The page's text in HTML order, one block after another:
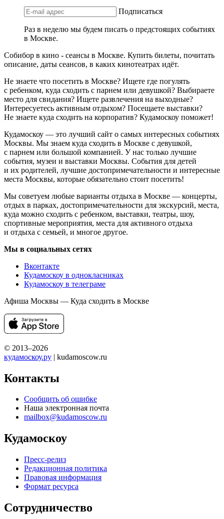
Подписаться
Раз в неделю мы будем писать о предстоящих событиях
в Москве.
Собибор в кино - сеансы в Москве. Купить билеты, почитать
описание, даты сеансов, в каких кинотеатрах идёт.
Не знаете что посетить в Москве? Ищете где погулять
с ребенком, куда сходить с парнем или девушкой? Выбираете
место для свидания? Ищете развлечения на выходные?
Интересуетесь активным отдыхом? Посещаете выставки?
Не знаете куда сходить на корпоратив? Кудамоскоу поможет!
Кудамоскоу — это лучший сайт о самых интересных событиях
Москвы. Мы знаем куда сходить в Москве с девушкой,
с парнем или большой компанией. У нас только лучшие
события, музеи и выставки Москвы. События для детей
и их родителей, лучшие достопримечательности и интересные
места Москвы, которые обязательно стоит посетить!
Мы советуем любые варианты отдыха в Москве — концерты,
отдых в парках, достопримечательности для экскурсий, места,
куда можно сходить с ребенком, выставки, театры, шоу,
спортивные мероприятия, места для активного отдыха
и отдыха с семьей, и многое другое.
Мы в социальных сетях
Вконтакте
Кудамоскоу в однокласниках
Кудамоскоу в телеграме
Афиша Москвы — Куда сходить в Москве
© 2013–2026
кудамоскоу.ру | kudamoscow.ru
Контакты
Сообщить об ошибке
Наша электронная почта
mailbox@kudamoscow.ru
Кудамоскоу
Пресс-релиз
Редакционная политика
Правовая информация
Формат ресурса
Сотрудничество